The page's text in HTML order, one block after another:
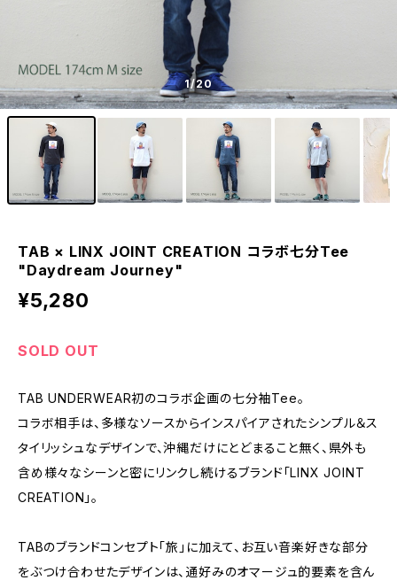
1/20
TAB × LINX JOINT CREATION コラボ七分Tee
"Daydream Journey"
¥5,280
SOLD OUT
TAB UNDERWEAR初のコラボ企画の七分袖Tee。
コラボ相手は、多様なソースからインスパイアされたシンプル＆ス
タイリッシュなデザインで、沖縄だけにとどまること無く、県外も
含め様々なシーンと密にリンクし続けるブランド「LINX JOINT
CREATION」。
TABのブランドコンセプト「旅」に加えて、お互い音楽好きな部分
をぶつけ合わせたデザインは、通好みのオマージュ的要素を含ん